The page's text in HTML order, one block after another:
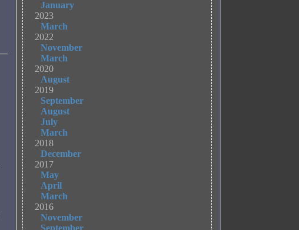
January
2023
March
2022
November
March
2020
August
2019
September
August
July
March
2018
December
2017
May
April
March
2016
November
September